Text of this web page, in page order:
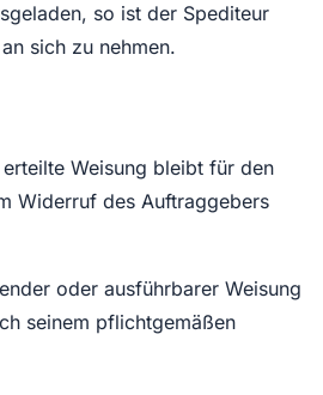
so ist der Spediteur
sich zu nehmen.
Weisung bleibt für den
Widerruf des Auftraggebers
oder ausführbarer Weisung
seinem pflichtgemäßen